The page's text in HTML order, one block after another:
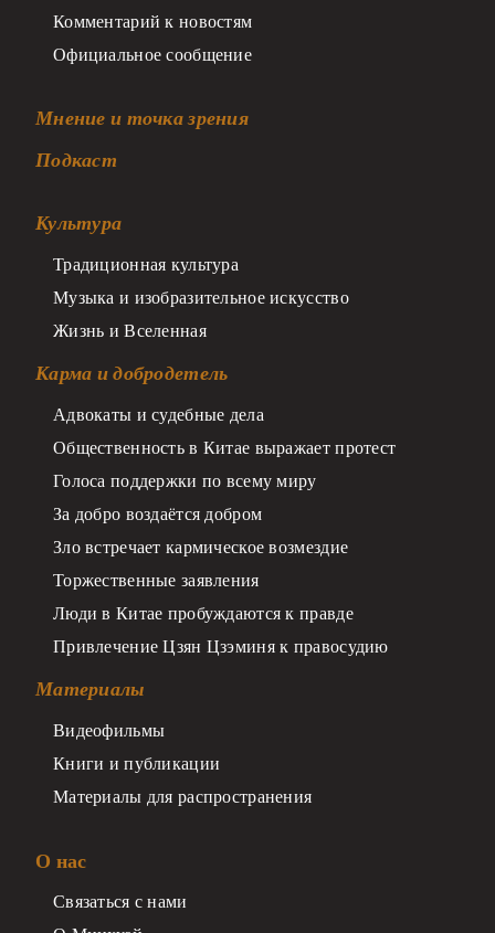
Комментарий к новостям
Официальное сообщение
Мнение и точка зрения
Подкаст
Культура
Традиционная культура
Музыка и изобразительное искусство
Жизнь и Вселенная
Карма и добродетель
Адвокаты и судебные дела
Общественность в Китае выражает протест
Голоса поддержки по всему миру
За добро воздаётся добром
Зло встречает кармическое возмездие
Торжественные заявления
Люди в Китае пробуждаются к правде
Привлечение Цзян Цзэминя к правосудию
Материалы
Видеофильмы
Книги и публикации
Материалы для распространения
О нас
Связаться с нами